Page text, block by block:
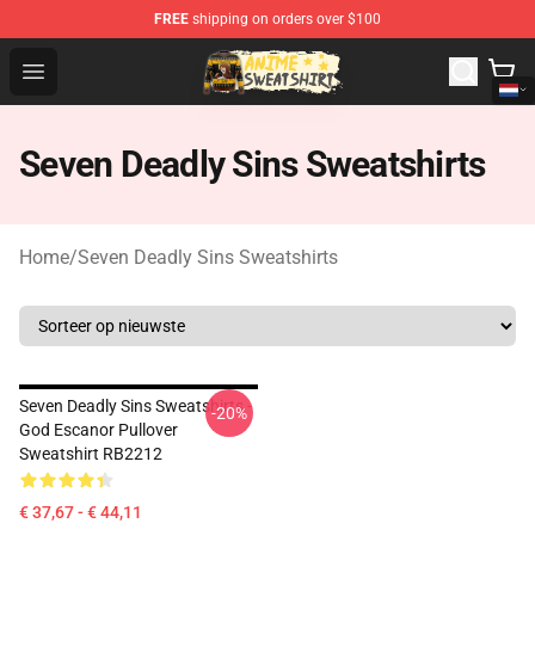
FREE shipping on orders over $100
Open menu
Anime Sweatshirts Store - The Best Store for Anime Fans
Seven Deadly Sins Sweatshirts
Home/Seven Deadly Sins Sweatshirts
Seven Deadly Sins Sweatshirts -
God Escanor Pullover
Sweatshirt RB2212
€ 37,67 - € 44,11
-20%